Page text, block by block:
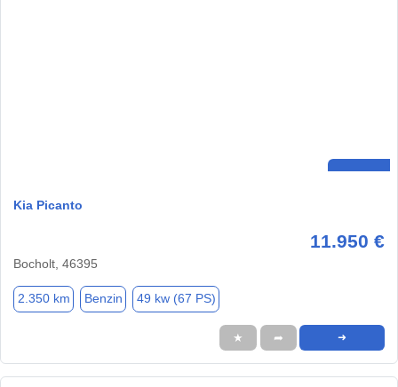
Kia Picanto
11.950 €
Bocholt, 46395
2.350 km Benzin 49 kw (67 PS)
★ ➦ ➜